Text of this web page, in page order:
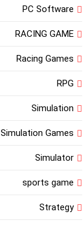
PC Software
RACING GAME
Racing Games
RPG
Simulation
Simulation Games
Simulator
sports game
Strategy